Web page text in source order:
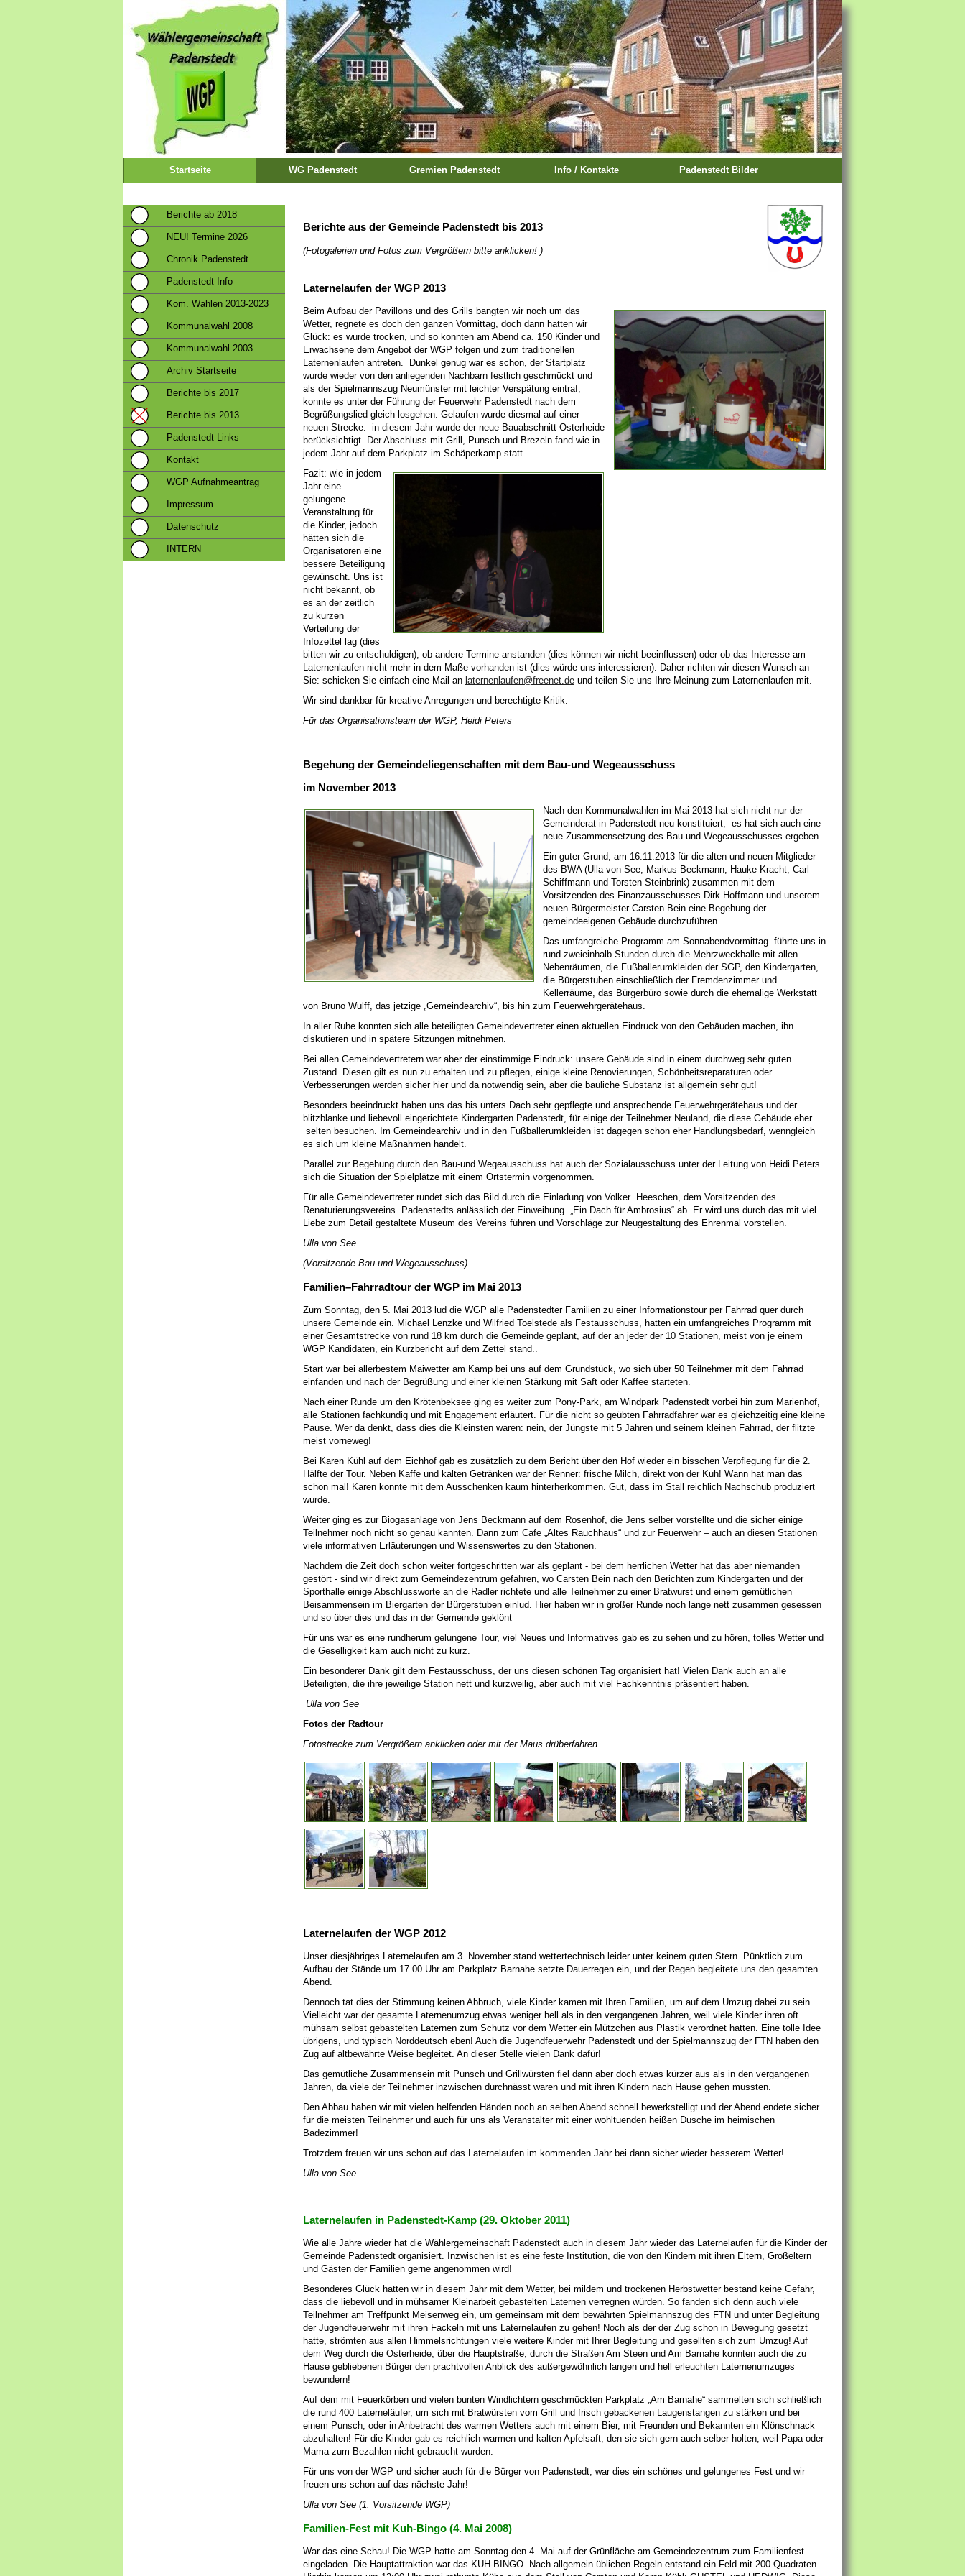
Berichte aus der Gemeinde Padenstedt bis 2013
(Fotogalerien und Fotos zum Vergrößern bitte anklicken! )
Laternelaufen der WGP 2013
Beim Aufbau der Pavillons und des Grills bangten wir noch um das
Wetter, regnete es doch den ganzen Vormittag, doch dann hatten wir
Glück: es wurde trocken, und so konnten am Abend ca. 150 Kinder und
Erwachsene dem Angebot der WGP folgen und zum traditionellen
Laternenlaufen antreten. Dunkel genug war es schon, der Startplatz
wurde wieder von den anliegenden Nachbarn festlich geschmückt und
als der Spielmannszug Neumünster mit leichter Verspätung eintraf,
konnte es unter der Führung der Feuerwehr Padenstedt nach dem
Begrüßungslied gleich losgehen. Gelaufen wurde diesmal auf einer
neuen Strecke: in diesem Jahr wurde der neue Bauabschnitt Osterheide
berücksichtigt. Der Abschluss mit Grill, Punsch und Brezeln fand wie in
jedem Jahr auf dem Parkplatz im Schäperkamp statt.
Fazit: wie in jedem
Jahr eine
gelungene
Veranstaltung für
die Kinder, jedoch
hätten sich die
Organisatoren eine
bessere Beteiligung
gewünscht. Uns ist
nicht bekannt, ob
es an der zeitlich
zu kurzen
Verteilung der
Infozettel lag (dies
bitten wir zu entschuldigen), ob andere Termine anstanden (dies können wir nicht beeinflussen) oder ob das Interesse am
Laternenlaufen nicht mehr in dem Maße vorhanden ist (dies würde uns interessieren). Daher richten wir diesen Wunsch an
Sie: schicken Sie einfach eine Mail an laternenlaufen@freenet.de und teilen Sie uns Ihre Meinung zum Laternenlaufen mit.
Wir sind dankbar für kreative Anregungen und berechtigte Kritik.
Für das Organisationsteam der WGP, Heidi Peters
Begehung der Gemeindeliegenschaften mit dem Bau-und Wegeausschuss
im November 2013
Nach den Kommunalwahlen im Mai 2013 hat sich nicht nur der
Gemeinderat in Padenstedt neu konstituiert, es hat sich auch eine
neue Zusammensetzung des Bau-und Wegeausschusses ergeben.
Ein guter Grund, am 16.11.2013 für die alten und neuen Mitglieder
des BWA (Ulla von See, Markus Beckmann, Hauke Kracht, Carl
Schiffmann und Torsten Steinbrink) zusammen mit dem
Vorsitzenden des Finanzausschusses Dirk Hoffmann und unserem
neuen Bürgermeister Carsten Bein eine Begehung der
gemeindeeigenen Gebäude durchzuführen.
Das umfangreiche Programm am Sonnabendvormittag führte uns in
rund zweieinhalb Stunden durch die Mehrzweckhalle mit allen
Nebenräumen, die Fußballerumkleiden der SGP, den Kindergarten,
die Bürgerstuben einschließlich der Fremdenzimmer und
Kellerräume, das Bürgerbüro sowie durch die ehemalige Werkstatt
von Bruno Wulff, das jetzige „Gemeindearchiv“, bis hin zum Feuerwehrgerätehaus.
In aller Ruhe konnten sich alle beteiligten Gemeindevertreter einen aktuellen Eindruck von den Gebäuden machen, ihn
diskutieren und in spätere Sitzungen mitnehmen.
Bei allen Gemeindevertretern war aber der einstimmige Eindruck: unsere Gebäude sind in einem durchweg sehr guten
Zustand. Diesen gilt es nun zu erhalten und zu pflegen, einige kleine Renovierungen, Schönheitsreparaturen oder
Verbesserungen werden sicher hier und da notwendig sein, aber die bauliche Substanz ist allgemein sehr gut!
Besonders beeindruckt haben uns das bis unters Dach sehr gepflegte und ansprechende Feuerwehrgerätehaus und der
blitzblanke und liebevoll eingerichtete Kindergarten Padenstedt, für einige der Teilnehmer Neuland, die diese Gebäude eher
selten besuchen. Im Gemeindearchiv und in den Fußballerumkleiden ist dagegen schon eher Handlungsbedarf, wenngleich
es sich um kleine Maßnahmen handelt.
Parallel zur Begehung durch den Bau-und Wegeausschuss hat auch der Sozialausschuss unter der Leitung von Heidi Peters
sich die Situation der Spielplätze mit einem Ortstermin vorgenommen.
Für alle Gemeindevertreter rundet sich das Bild durch die Einladung von Volker Heeschen, dem Vorsitzenden des
Renaturierungsvereins Padenstedts anlässlich der Einweihung „Ein Dach für Ambrosius“ ab. Er wird uns durch das mit viel
Liebe zum Detail gestaltete Museum des Vereins führen und Vorschläge zur Neugestaltung des Ehrenmal vorstellen.
Ulla von See
(Vorsitzende Bau-und Wegeausschuss)
Familien–Fahrradtour der WGP im Mai 2013
Zum Sonntag, den 5. Mai 2013 lud die WGP alle Padenstedter Familien zu einer Informationstour per Fahrrad quer durch
unsere Gemeinde ein. Michael Lenzke und Wilfried Toelstede als Festausschuss, hatten ein umfangreiches Programm mit
einer Gesamtstrecke von rund 18 km durch die Gemeinde geplant, auf der an jeder der 10 Stationen, meist von je einem
WGP Kandidaten, ein Kurzbericht auf dem Zettel stand..
Start war bei allerbestem Maiwetter am Kamp bei uns auf dem Grundstück, wo sich über 50 Teilnehmer mit dem Fahrrad
einfanden und nach der Begrüßung und einer kleinen Stärkung mit Saft oder Kaffee starteten.
Nach einer Runde um den Krötenbeksee ging es weiter zum Pony-Park, am Windpark Padenstedt vorbei hin zum Marienhof,
alle Stationen fachkundig und mit Engagement erläutert. Für die nicht so geübten Fahrradfahrer war es gleichzeitig eine kleine
Pause. Wer da denkt, dass dies die Kleinsten waren: nein, der Jüngste mit 5 Jahren und seinem kleinen Fahrrad, der flitzte
meist vorneweg!
Bei Karen Kühl auf dem Eichhof gab es zusätzlich zu dem Bericht über den Hof wieder ein bisschen Verpflegung für die 2.
Hälfte der Tour. Neben Kaffe und kalten Getränken war der Renner: frische Milch, direkt von der Kuh! Wann hat man das
schon mal! Karen konnte mit dem Ausschenken kaum hinterherkommen. Gut, dass im Stall reichlich Nachschub produziert
wurde.
Weiter ging es zur Biogasanlage von Jens Beckmann auf dem Rosenhof, die Jens selber vorstellte und die sicher einige
Teilnehmer noch nicht so genau kannten. Dann zum Cafe „Altes Rauchhaus“ und zur Feuerwehr – auch an diesen Stationen
viele informativen Erläuterungen und Wissenswertes zu den Stationen.
Nachdem die Zeit doch schon weiter fortgeschritten war als geplant - bei dem herrlichen Wetter hat das aber niemanden
gestört - sind wir direkt zum Gemeindezentrum gefahren, wo Carsten Bein nach den Berichten zum Kindergarten und der
Sporthalle einige Abschlussworte an die Radler richtete und alle Teilnehmer zu einer Bratwurst und einem gemütlichen
Beisammensein im Biergarten der Bürgerstuben einlud. Hier haben wir in großer Runde noch lange nett zusammen gesessen
und so über dies und das in der Gemeinde geklönt
Für uns war es eine rundherum gelungene Tour, viel Neues und Informatives gab es zu sehen und zu hören, tolles Wetter und
die Geselligkeit kam auch nicht zu kurz.
Ein besonderer Dank gilt dem Festausschuss, der uns diesen schönen Tag organisiert hat! Vielen Dank auch an alle
Beteiligten, die ihre jeweilige Station nett und kurzweilig, aber auch mit viel Fachkenntnis präsentiert haben.
Ulla von See
Fotos der Radtour
Fotostrecke zum Vergrößern anklicken oder mit der Maus drüberfahren.
Laternelaufen der WGP 2012
Unser diesjähriges Laternelaufen am 3. November stand wettertechnisch leider unter keinem guten Stern. Pünktlich zum
Aufbau der Stände um 17.00 Uhr am Parkplatz Barnahe setzte Dauerregen ein, und der Regen begleitete uns den gesamten
Abend.
Dennoch tat dies der Stimmung keinen Abbruch, viele Kinder kamen mit Ihren Familien, um auf dem Umzug dabei zu sein.
Vielleicht war der gesamte Laternenumzug etwas weniger hell als in den vergangenen Jahren, weil viele Kinder ihren oft
mühsam selbst gebastelten Laternen zum Schutz vor dem Wetter ein Mützchen aus Plastik verordnet hatten. Eine tolle Idee
übrigens, und typisch Norddeutsch eben! Auch die Jugendfeuerwehr Padenstedt und der Spielmannszug der FTN haben den
Zug auf altbewährte Weise begleitet. An dieser Stelle vielen Dank dafür!
Das gemütliche Zusammensein mit Punsch und Grillwürsten fiel dann aber doch etwas kürzer aus als in den vergangenen
Jahren, da viele der Teilnehmer inzwischen durchnässt waren und mit ihren Kindern nach Hause gehen mussten.
Den Abbau haben wir mit vielen helfenden Händen noch an selben Abend schnell bewerkstelligt und der Abend endete sicher
für die meisten Teilnehmer und auch für uns als Veranstalter mit einer wohltuenden heißen Dusche im heimischen
Badezimmer!
Trotzdem freuen wir uns schon auf das Laternelaufen im kommenden Jahr bei dann sicher wieder besserem Wetter!
Ulla von See
Laternelaufen in Padenstedt-Kamp (29. Oktober 2011)
Wie alle Jahre wieder hat die Wählergemeinschaft Padenstedt auch in diesem Jahr wieder das Laternelaufen für die Kinder der
Gemeinde Padenstedt organisiert. Inzwischen ist es eine feste Institution, die von den Kindern mit ihren Eltern, Großeltern
und Gästen der Familien gerne angenommen wird!
Besonderes Glück hatten wir in diesem Jahr mit dem Wetter, bei mildem und trockenen Herbstwetter bestand keine Gefahr,
dass die liebevoll und in mühsamer Kleinarbeit gebastelten Laternen verregnen würden. So fanden sich denn auch viele
Teilnehmer am Treffpunkt Meisenweg ein, um gemeinsam mit dem bewährten Spielmannszug des FTN und unter Begleitung
der Jugendfeuerwehr mit ihren Fackeln mit uns Laternelaufen zu gehen! Noch als der der Zug schon in Bewegung gesetzt
hatte, strömten aus allen Himmelsrichtungen viele weitere Kinder mit Ihrer Begleitung und gesellten sich zum Umzug! Auf
dem Weg durch die Osterheide, über die Hauptstraße, durch die Straßen Am Steen und Am Barnahe konnten auch die zu
Hause gebliebenen Bürger den prachtvollen Anblick des außergewöhnlich langen und hell erleuchten Laternenumzuges
bewundern!
Auf dem mit Feuerkörben und vielen bunten Windlichtern geschmückten Parkplatz „Am Barnahe“ sammelten sich schließlich
die rund 400 Laterneläufer, um sich mit Bratwürsten vom Grill und frisch gebackenen Laugenstangen zu stärken und bei
einem Punsch, oder in Anbetracht des warmen Wetters auch mit einem Bier, mit Freunden und Bekannten ein Klönschnack
abzuhalten! Für die Kinder gab es reichlich warmen und kalten Apfelsaft, den sie sich gern auch selber holten, weil Papa oder
Mama zum Bezahlen nicht gebraucht wurden.
Für uns von der WGP und sicher auch für die Bürger von Padenstedt, war dies ein schönes und gelungenes Fest und wir
freuen uns schon auf das nächste Jahr!
Ulla von See (1. Vorsitzende WGP)
Familien-Fest mit Kuh-Bingo (4. Mai 2008)
War das eine Schau! Die WGP hatte am Sonntag den 4. Mai auf der Grünfläche am Gemeindezentrum zum Familienfest
eingeladen. Die Hauptattraktion war das KUH-BINGO. Nach allgemein üblichen Regeln entstand ein Feld mit 200 Quadraten.
Startseite WG Padenstedt Gremien Padenstedt Info / Kontakte Padenstedt Bilder
Berichte ab 2018
NEU! Termine 2026
Chronik Padenstedt
Padenstedt Info
Kom. Wahlen 2013-2023
Kommunalwahl 2008
Kommunalwahl 2003
Archiv Startseite
Berichte bis 2017
Berichte bis 2013
Padenstedt Links
Kontakt
WGP Aufnahmeantrag
Impressum
Datenschutz
INTERN